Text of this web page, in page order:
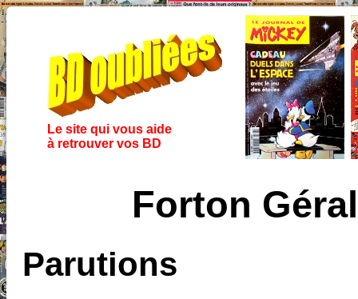
Le site qui vous aide
à retrouver vos BD
Forton
Parutions